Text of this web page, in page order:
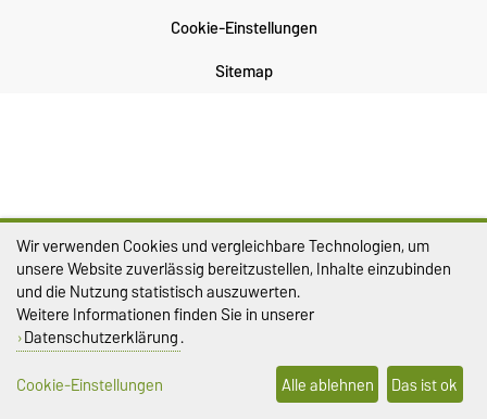
Cookie-Einstellungen
Sitemap
Wir verwenden Cookies und vergleichbare Technologien, um
unsere Website zuverlässig bereitzustellen, Inhalte einzubinden
und die Nutzung statistisch auszuwerten.
Weitere Informationen finden Sie in unserer
Datenschutzerklärung.
Cookie-Einstellungen
Alle ablehnen Das ist ok